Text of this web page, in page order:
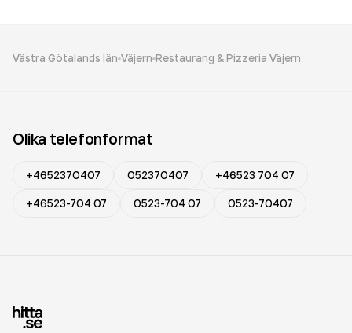
Västra Götalands län Väjern Restaurang & Pizzeria Väjern
Olika telefonformat
+4652370407 052370407
+46523 704 07
+46523-704 07
0523-704 07 0523-70407